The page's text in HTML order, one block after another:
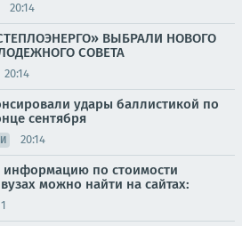
20:14
ВЫБРАЛИ НОВОГО
СОВЕТА
20:14
удары баллистикой по
сентября
20:14
по стоимости
можно найти на сайтах: